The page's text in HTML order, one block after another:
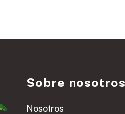
Sobre nosotros
Nosotros